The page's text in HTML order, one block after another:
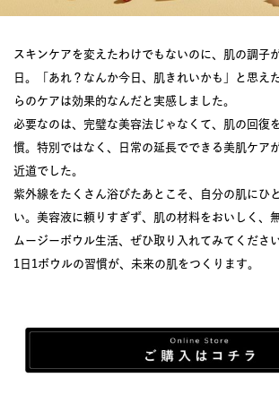
スキンケアを変えたわけでもないのに、肌の調子
日。「あれ？なんか今日、肌きれいかも」と思え
らのケアは効果的なんだと実感しました。
必要なのは、完璧な美容法じゃなくて、肌の回復
慣。特別ではなく、日常の延長でできる美肌ケア
近道でした。
紫外線をたくさん浴びたあとこそ、自分の肌にひ
い。美容液に頼りすぎず、肌の材料をおいしく、
ムージーボウル生活、ぜひ取り入れてみてください
1日1ボウルの習慣が、未来の肌をつくります。